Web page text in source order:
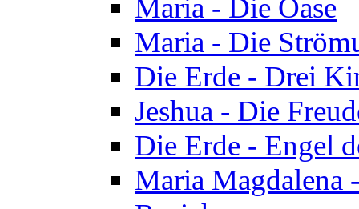
Maria - Die Oase
Maria - Die
Die Erde - Drei
Jeshua - Die
Die Erde - Engel
Maria Magdalena